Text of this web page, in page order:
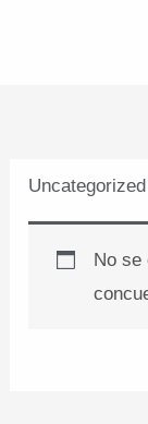
Uncategorized
No se